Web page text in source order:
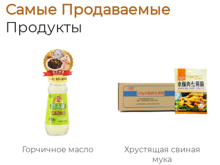
Самые Продаваемые
Продукты
Горчичное масло
Хрустящая свиная
мука